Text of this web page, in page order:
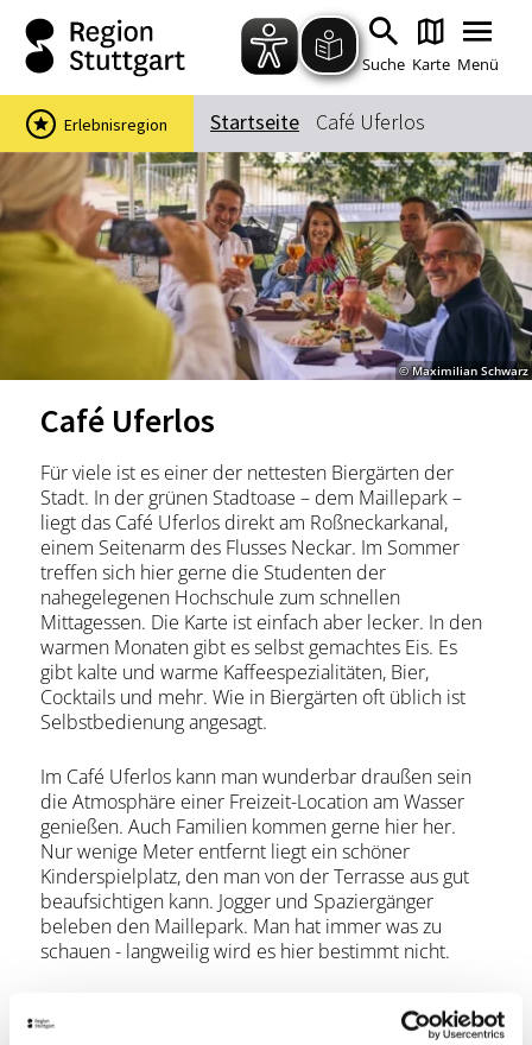
Zum Hauptinhalt springen
Zur Suche springen
Zur Hauptnavigation
Zum Footer springen
Suche Karte Menü
Suchbegriff
Das könnte Sie interessieren
Stadtführungen
Events & Tickets
Erlebnisse
Wein
Radfahren
Wandern
Startseite Café Uferlos
Erlebnisregion
© Maximilian Schwarz
Café Uferlos
Für viele ist es einer der nettesten Biergärten der
Stadt. In der grünen Stadtoase – dem Maillepark –
liegt das Café Uferlos direkt am Roßneckarkanal,
einem Seitenarm des Flusses Neckar. Im Sommer
treffen sich hier gerne die Studenten der
nahegelegenen Hochschule zum schnellen
Mittagessen. Die Karte ist einfach aber lecker. In den
warmen Monaten gibt es selbst gemachtes Eis. Es
gibt kalte und warme Kaffeespezialitäten, Bier,
Cocktails und mehr. Wie in Biergärten oft üblich ist
Selbstbedienung angesagt.
Im Café Uferlos kann man wunderbar draußen sein
die Atmosphäre einer Freizeit-Location am Wasser
genießen. Auch Familien kommen gerne hier her.
Nur wenige Meter entfernt liegt ein schöner
Kinderspielplatz, den man von der Terrasse aus gut
beaufsichtigen kann. Jogger und Spaziergänger
beleben den Maillepark. Man hat immer was zu
schauen - langweilig wird es hier bestimmt nicht.
Danach lockt die nah gelegene Altstadt zu einem
kleinen Bummel.